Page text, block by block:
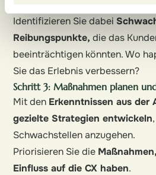
Identifizieren Sie dabei
Reibungspunkte, die das
beeinträchtigen könnten. Wo
Sie das Erlebnis verbessern?
Schritt 3: Maßnahmen planen
Mit den Erkenntnissen aus der
gezielte Strategien entwickeln
Schwachstellen anzugehen.
Priorisieren Sie die
Einfluss auf die CX haben.